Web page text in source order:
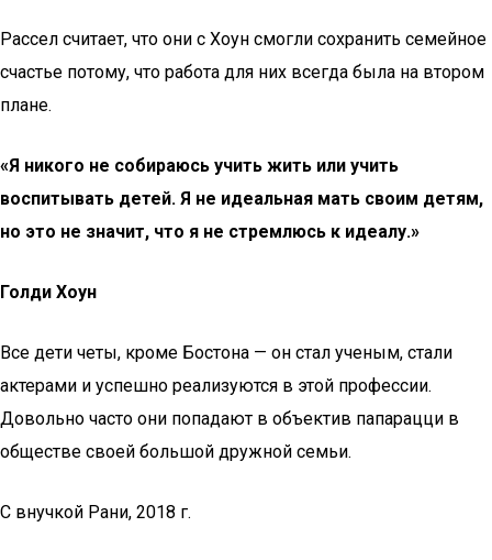
Рассел считает, что они с Хоун смогли сохранить семейное
счастье потому, что работа для них всегда была на втором
плане.
«Я никого не собираюсь учить жить или учить
воспитывать детей. Я не идеальная мать своим детям,
но это не значит, что я не стремлюсь к идеалу.»
Голди Хоун
Все дети четы, кроме Бостона — он стал ученым, стали
актерами и успешно реализуются в этой профессии.
Довольно часто они попадают в объектив папарацци в
обществе своей большой дружной семьи.
С внучкой Рани, 2018 г.